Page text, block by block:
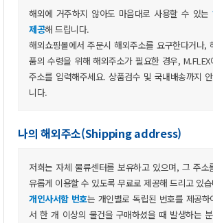
해외에거주하지않아도마음대로사용할수있는
제공해드립니다.
해외쇼핑몰에서주문시해외주소를요구한다거나
품의수령을위해해외주소가필요한경우,M.FLEX
주소를입력해주세요.상품검수및국내배송까지
니다.
나의해외주소(Shippingaddress)
저희는자체물류센터를보유하고있으며,그주소
유롭게이용할수있도록무료로제공해드리고있습
개인사서함번호는개인별로독립된번호를제공하
서한개이상의물건을구매하셨을때발생하는분